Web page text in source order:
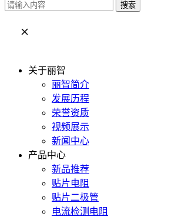
搜索
关于丽智
丽智简介
发展历程
荣誉资质
视频展示
新闻中心
产品中心
新品推荐
贴片电阻
贴片二极管
电流检测电阻